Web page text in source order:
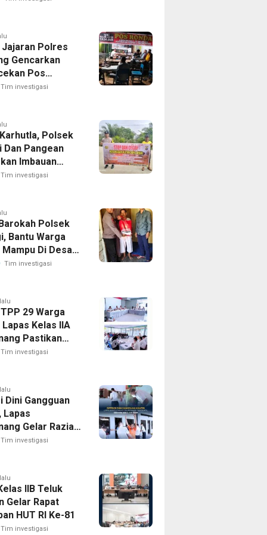
Polres
Gencarkan
Pos
Kapolres Ajak
Jaga
Tim investigasi
Polsek
Dan Pangean
Imbauan
Masyarakat
Tim investigasi
Polsek
Bantu Warga
Di Desa
Tim investigasi
29 Warga
Lapas Kelas IIA
Pastikan
Integrasi Gratis
Tim investigasi
Dini Gangguan
Lapas
Gelar Razia
Menuju Zero
Tim investigasi
IIB Teluk
Gelar Rapat
HUT RI Ke-81
Tim investigasi